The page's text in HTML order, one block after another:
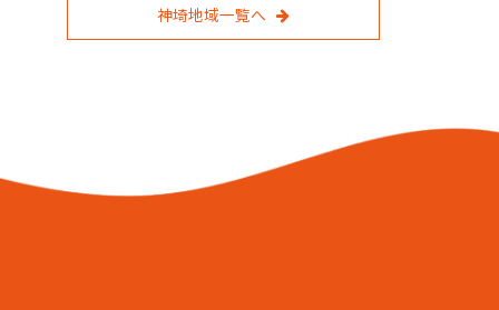
神埼地域一覧へ